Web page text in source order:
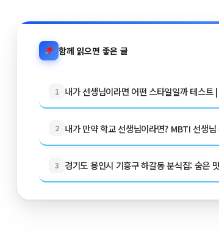
함께 읽으면 좋은 글
1 내가 선생님이라면 어떤 스타일일까 테스트
2 내가 만약 학교 선생님이라면? MBTI 선생
3 경기도 용인시 기흥구 하갈동 분식집: 숨은